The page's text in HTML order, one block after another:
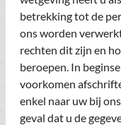
betrekking tot de
ons worden
rechten dit zijn en
beroepen. In
voorkomen
enkel naar uw bij
geval dat u de